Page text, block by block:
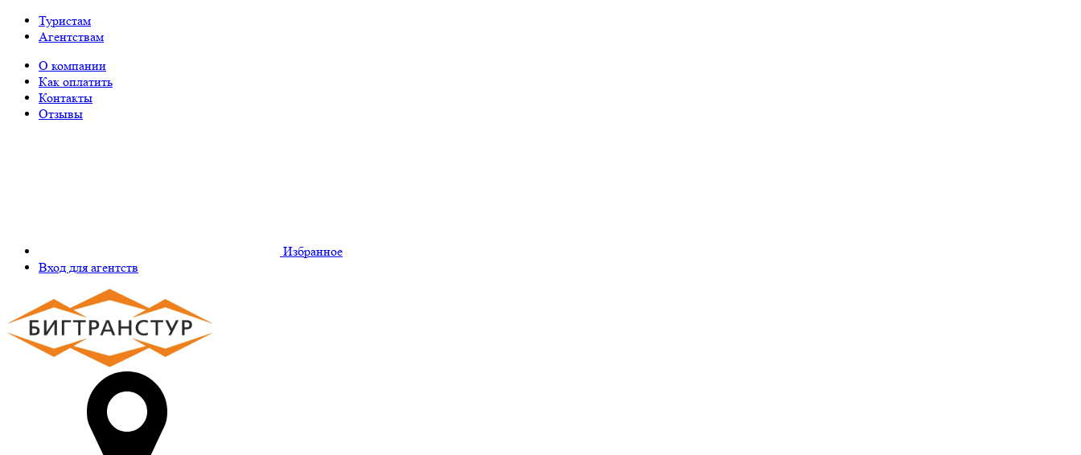
Туристам
Агентствам
О компании
Как оплатить
Контакты
Отзывы
Избранное
Вход для агентств